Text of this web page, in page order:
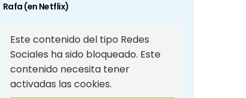
Rafa (en Netflix)
Este contenido del tipo Redes
Sociales ha sido bloqueado. Este
contenido necesita tener
activadas las cookies.